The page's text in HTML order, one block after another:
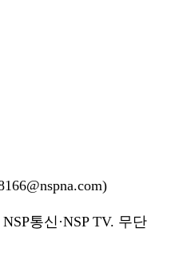
통신·NSP TV. 무단